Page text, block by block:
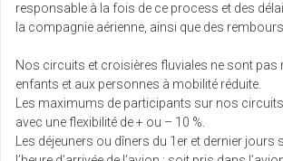
responsable à la fois de ce process et des
la compagnie aérienne, ainsi que des
Nos circuits et croisières fluviales ne sont pas
enfants et aux personnes à mobilité réduite.
Les maximums de participants sur nos
avec une flexibilité de + ou – 10 %.
Les déjeuners ou dîners du 1er et dernier